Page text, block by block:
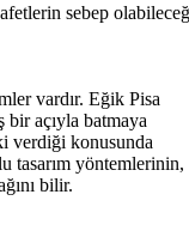
sebep
vardır. Eğik Pisa
açıyla batmaya
verdiği konusunda
tasarım yöntemlerinin,
bilir.